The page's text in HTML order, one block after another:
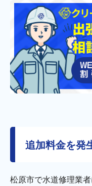
追加料金を発
松原市で水道修理業